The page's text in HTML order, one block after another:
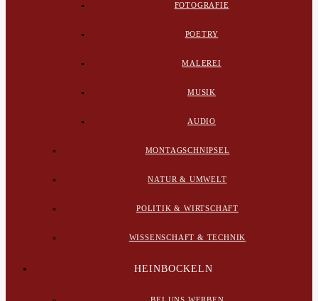
FOTOGRAFIE
POETRY
MALEREI
MUSIK
AUDIO
MONTAGSCHNIPSEL
NATUR & UMWELT
POLITIK & WIRTSCHAFT
WISSENSCHAFT & TECHNIK
HEINBOCKELN